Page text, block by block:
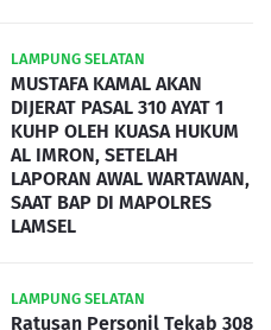
LAMPUNG SELATAN
MUSTAFA KAMAL AKAN
DIJERAT PASAL 310 AYAT 1
KUHP OLEH KUASA HUKUM
AL IMRON, SETELAH
LAPORAN AWAL WARTAWAN,
SAAT BAP DI MAPOLRES
LAMSEL
LAMPUNG SELATAN
Ratusan Personil Tekab 308